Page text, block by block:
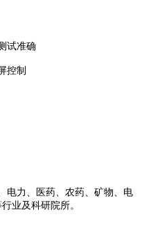
试准确
控制
电力、医药、农药、矿物、电
业及科研院所。